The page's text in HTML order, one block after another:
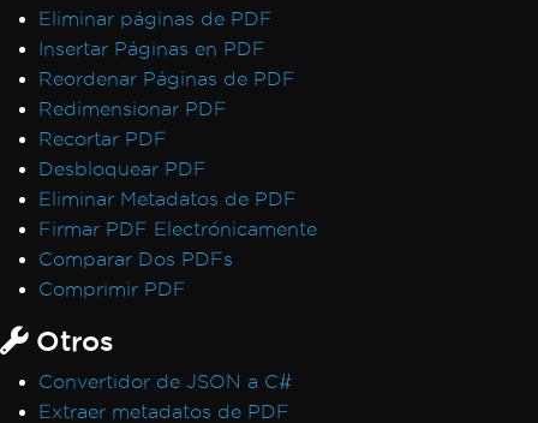
Eliminar páginas de PDF
Insertar Páginas en PDF
Reordenar Páginas de PDF
Redimensionar PDF
Recortar PDF
Desbloquear PDF
Eliminar Metadatos de PDF
Firmar PDF Electrónicamente
Comparar Dos PDFs
Comprimir PDF
Otros
Convertidor de JSON a C#
Extraer metadatos de PDF